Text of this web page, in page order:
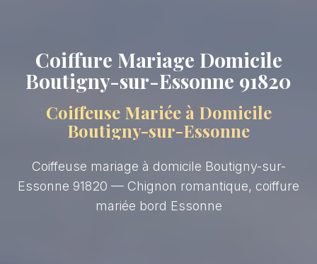
Coiffure Mariage Domicile
Boutigny-sur-Essonne 91820
Coiffeuse Mariée à Domicile
Boutigny-sur-Essonne
Coiffeuse mariage à domicile Boutigny-sur-
Essonne 91820 — Chignon romantique, coiffure
mariée bord Essonne